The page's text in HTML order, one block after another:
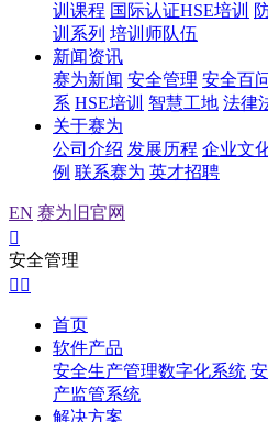
训课程 国际认证HSE培训
训系列 培训师队伍
新闻资讯
赛为新闻 安全管理 安全百
系 HSE培训 智慧工地 法律
关于赛为
公司介绍 发展历程 企业文
例 联系赛为 英才招聘
EN 赛为旧官网

安全管理
 
首页
软件产品
安全生产管理数字化系统
产监管系统
解决方案